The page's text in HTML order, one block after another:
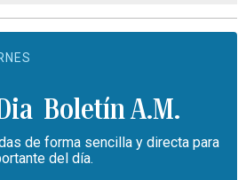
Boletín A.M.
de forma sencilla y directa para
del día.